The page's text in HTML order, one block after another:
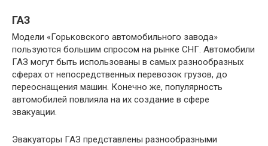
ГАЗ
Модели «Горьковского автомобильного завода»
пользуются большим спросом на рынке СНГ. Автомобили
ГАЗ могут быть использованы в самых разнообразных
сферах от непосредственных перевозок грузов, до
переоснащения машин. Конечно же, популярность
автомобилей повлияла на их создание в сфере
эвакуации.
Эвакуаторы ГАЗ представлены разнообразными